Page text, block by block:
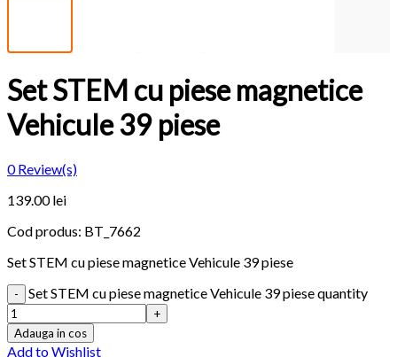
Set STEM cu piese magnetice
Vehicule 39 piese
0Review(s)
139.00 lei
Cod produs: BT_7662
Set STEM cu piese magnetice Vehicule 39 piese
Set STEM cu piese magnetice Vehicule 39 piese quantity
Adauga in cos
Add to Wishlist